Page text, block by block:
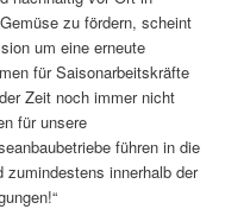
zu fördern, scheint
um eine erneute
für Saisonarbeitskräfte
Zeit noch immer nicht
für unsere
führen in die
innerhalb der